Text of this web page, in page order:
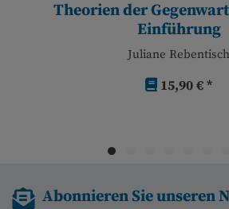
Theorien der
Einführung
Juliane Rebentisch
15,90 € *
Abonnieren Sie unseren